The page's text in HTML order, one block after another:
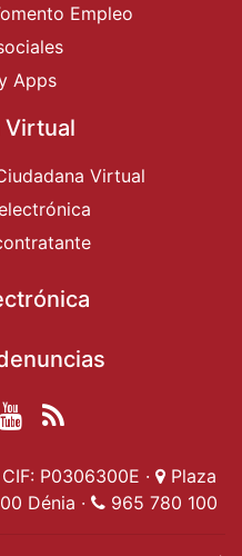
Empleo
Apps
Virtual
Virtual
Facebook
de
Dénia
Ayuntamiento de
Dénia
Ayuntamiento
de Dénia
Actualidad
P0306300E ·
Plaza
Dénia ·
965 780 100